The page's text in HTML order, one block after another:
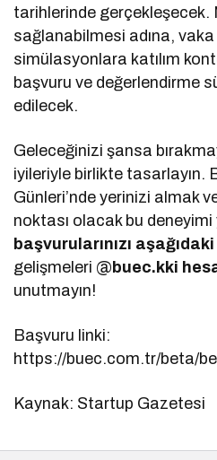
tarihlerinde gerçekleşecek.
sağlanabilmesi adına,
simülasyonlara katılım
başvuru ve değerlendirme
edilecek.
Geleceğinizi şansa
iyileriyle birlikte tasarlayın.
Günleri’nde yerinizi almak
noktası olacak bu
başvurularınızı
gelişmeleri @ buec.kki
unutmayın!
Başvuru linki:
https://buec.com.tr/beta/
Kaynak: Startup Gazetesi